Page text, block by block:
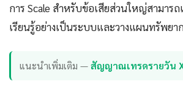
การ Scale สำหรับข้อเสียส่วนใหญ่สามารถ
เรียนรู้อย่างเป็นระบบและวางแผนทรัพยา
แนะนำเพิ่มเติม —สัญญาณเทรดรายวัน